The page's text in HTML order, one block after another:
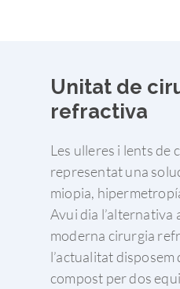
Unitat de
refractiva
Les ulleres i lents de
representat una
miopia,
Avui dia l’alternativa
moderna cirurgia
l’actualitat
compost per dos